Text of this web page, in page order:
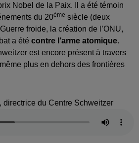
Nobel de la Paix. Il a été témoin
du 20ème siècle (deux
froide, la création de l’ONU,
a été contre l’arme atomique.
est encore présent à travers
plus en dehors des frontières
directrice du Centre Schweitzer